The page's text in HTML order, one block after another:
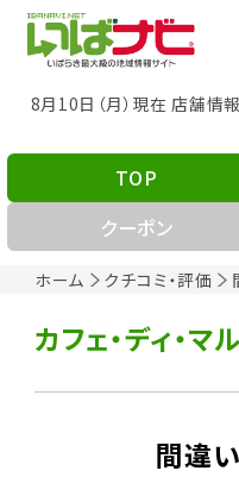
8月10日（月）現在 店舗
ホーム クチコミ・評価
TOP
クーポン
カフェ・ディ・マ
間違